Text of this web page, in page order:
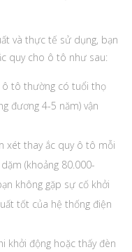
và thực tế sử dụng, bạn
quy cho ô tô như sau:
ô tô thường có tuổi thọ
đương 4-5 năm) vận
xét thay ắc quy ô tô mỗi
(khoảng 80.000-
không gặp sự cố khởi
tốt của hệ thống điện
khởi động hoặc thấy đèn